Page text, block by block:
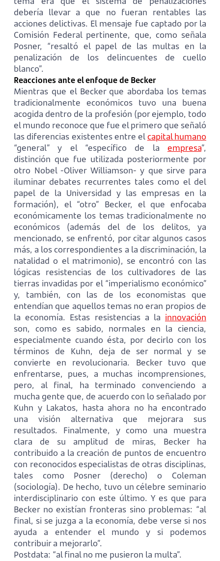
debería llevar a que no fueran rentables las
acciones delictivas. El mensaje fue captado por la
Comisión Federal pertinente, que, como señala
Posner, “resaltó el papel de las multas en la
penalización de los delincuentes de cuello
blanco”.
Reacciones ante el enfoque de Becker
Mientras que el Becker que abordaba los temas
tradicionalmente económicos tuvo una buena
acogida dentro de la profesión (por ejemplo, todo
el mundo reconoce que fue el primero que señaló
las diferencias existentes entre elcapital humano
“general” y el “específico de la empresa”,
distinción que fue utilizada posteriormente por
otro Nobel -Oliver Williamson- y que sirve para
iluminar debates recurrentes tales como el del
papel de la Universidad y las empresas en la
formación), el “otro” Becker, el que enfocaba
económicamente los temas tradicionalmente no
económicos (además del de los delitos, ya
mencionado, se enfrentó, por citar algunos casos
más, a los correspondientes a la discriminación, la
natalidad o el matrimonio), se encontró con las
lógicas resistencias de los cultivadores de las
tierras invadidas por el “imperialismo económico”
y, también, con las de los economistas que
entendían que aquellos temas no eran propios de
la economía. Estas resistencias a la innovación
son, como es sabido, normales en la ciencia,
especialmente cuando ésta, por decirlo con los
términos de Kuhn, deja de ser normal y se
convierte en revolucionaria. Becker tuvo que
enfrentarse, pues, a muchas incomprensiones,
pero, al final, ha terminado convenciendo a
mucha gente que, de acuerdo con lo señalado por
Kuhn y Lakatos, hasta ahora no ha encontrado
una visión alternativa que mejorara sus
resultados. Finalmente, y como una muestra
clara de su amplitud de miras, Becker ha
contribuido a la creación de puntos de encuentro
con reconocidos especialistas de otras disciplinas,
tales como Posner (derecho) o Coleman
(sociología). De hecho, tuvo un célebre seminario
interdisciplinario con este último. Y es que para
Becker no existían fronteras sino problemas: “al
final, si se juzga a la economía, debe verse si nos
ayuda a entender el mundo y si podemos
contribuir a mejorarlo”.
Postdata: “al final no me pusieron la multa”.